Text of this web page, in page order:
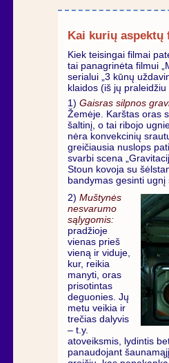
Kai kurių aspektų
Kiek teisingai filmai
tai panagrinėta filmui
serialui „3 kūnų
klaidos (iš jų
1)Gaisras silpnos
Žemėje. Karštas oras
šaltinį, o tai ribojo
nėra konvekcinių
greičiausia nuslops
svarbi scena
Stoun kovoja su
bandymas gesinti ugnį
2)Muštynės
nesvarumo
sąlygomis:
pradžioje
vienas prieš
vieną ir viduje,
kur, reikia
manyti, oras
prisotintas
deguonies. Jų
metu veikia ir
trečias dalyvis
– t.y.
atoveiksmis, lydintis
panaudojant